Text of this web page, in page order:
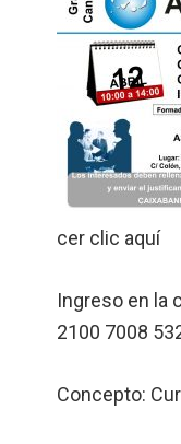
cer clic aquí
Ingreso en la
2100 7008
Concepto: